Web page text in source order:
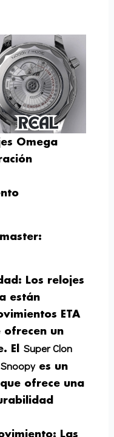
Omega
: Los relojes
están
ETA
ofrecen un
El Super Clon
es un
ofrece una
: Las